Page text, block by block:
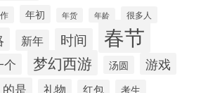
年初 年货 年龄 很多人
新年 时间 春节
个 梦幻西游 汤圆
游戏
的是 礼物 红包 考生